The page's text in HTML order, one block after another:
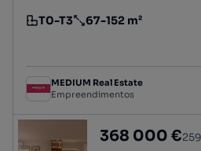
Tipologia
T0-T3
Preço por metro quadrado
67-152 m²
MEDIUM Real Estate
Empreendimentos
Apartamento T3
368 000 €